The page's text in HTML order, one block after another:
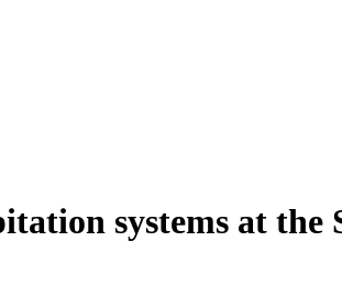
systems at